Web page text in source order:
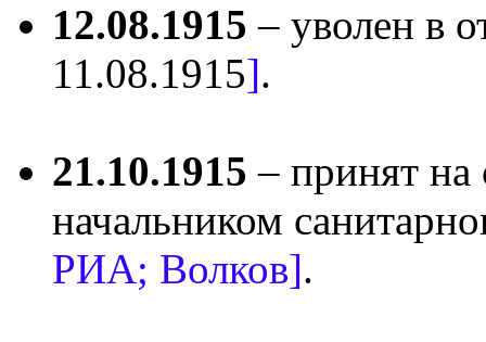
12.08.1915 – уволен в
11.08.1915].
21.10.1915 – принят на
начальником
РИА; Волков].